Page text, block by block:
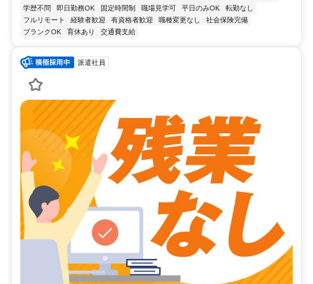
学歴不問
即日勤務OK 固定時間制 職場見学可 平日のみOK
転勤なし
フルリモート
経験者歓迎 有資格者歓迎 職種変更なし
社会保険完備
ブランクOK
育休あり 交通費支給
派遣社員